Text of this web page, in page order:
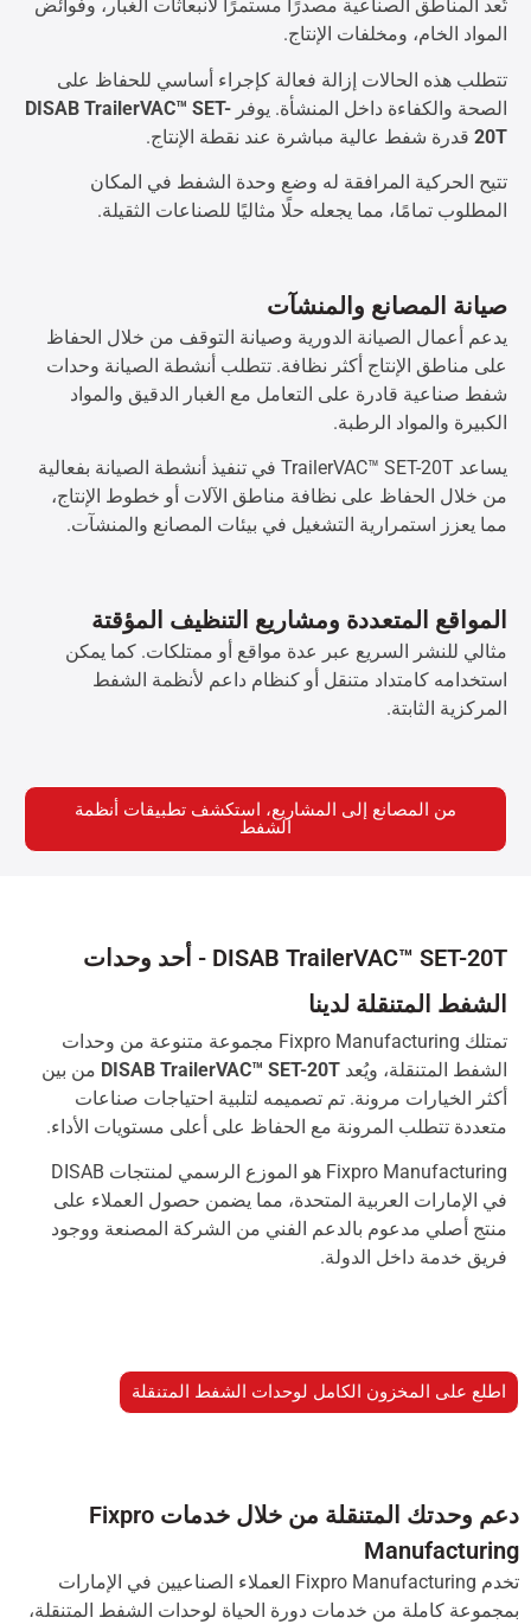
تُعد المناطق الصناعية مصدرًا مستمرًا لانبعاثات الغبار، وفوائض
المواد الخام، ومخلفات الإنتاج.
تتطلب هذه الحالات إزالة فعالة كإجراء أساسي للحفاظ على
الصحة والكفاءة داخل المنشأة. يوفرDISAB TrailerVAC™ SET-
20Tقدرة شفط عالية مباشرة عند نقطة الإنتاج.
تتيح الحركية المرافقة له وضع وحدة الشفط في المكان
المطلوب تمامًا، مما يجعله حلًا مثاليًا للصناعات الثقيلة.
صيانة المصانع والمنشآت
يدعم أعمال الصيانة الدورية وصيانة التوقف من خلال الحفاظ
على مناطق الإنتاج أكثر نظافة. تتطلب أنشطة الصيانة وحدات
شفط صناعية قادرة على التعامل مع الغبار الدقيق والمواد
الكبيرة والمواد الرطبة.
يساعد TrailerVAC™ SET-20T في تنفيذ أنشطة الصيانة بفعالية
من خلال الحفاظ على نظافة مناطق الآلات أو خطوط الإنتاج،
مما يعزز استمرارية التشغيل في بيئات المصانع والمنشآت.
المواقع المتعددة ومشاريع التنظيف المؤقتة
مثالي للنشر السريع عبر عدة مواقع أو ممتلكات. كما يمكن
استخدامه كامتداد متنقل أو كنظام داعم لأنظمة الشفط
المركزية الثابتة.
من المصانع إلى المشاريع، استكشف تطبيقات أنظمة
الشفط
DISAB TrailerVAC™ SET-20T - أحد وحدات
الشفط المتنقلة لدينا
تمتلك Fixpro Manufacturing مجموعة متنوعة من وحدات
الشفط المتنقلة، ويُعدDISAB TrailerVAC™ SET-20Tمن بين
أكثر الخيارات مرونة. تم تصميمه لتلبية احتياجات صناعات
متعددة تتطلب المرونة مع الحفاظ على أعلى مستويات الأداء.
Fixpro Manufacturing هو الموزع الرسمي لمنتجات DISAB
في الإمارات العربية المتحدة، مما يضمن حصول العملاء على
منتج أصلي مدعوم بالدعم الفني من الشركة المصنعة ووجود
فريق خدمة داخل الدولة.
اطلع على المخزون الكامل لوحدات الشفط المتنقلة
دعم وحدتك المتنقلة من خلال خدمات Fixpro
تخدم Fixpro Manufacturing العملاء الصناعيين في الإمارات
كاملة من خدمات دورة الحياة لوحدات الشفط المتنقلة،